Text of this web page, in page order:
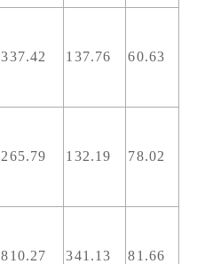
337.42 137.76 60.63
265.79 132.19 78.02
810.27 341.13 81.66